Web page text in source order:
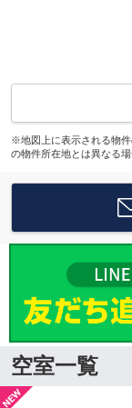
※地図上に表示される物
の物件所在地とは異なる場
空室一覧